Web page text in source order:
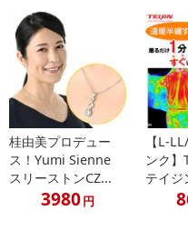
不在票にてご対応ください。
※発送予定日は前後する場合
日が異なります。
※dショッピングサンプル百
だいた後のご感想をいただく
禁じます。
転売等、目的以外での利用が
止させていただきます。
【配送伝票番号について】
桂由美プロデュー
ス！Yumi Sienne
スリーストンCZ...
3980円
【L-
ンク】
テイジ